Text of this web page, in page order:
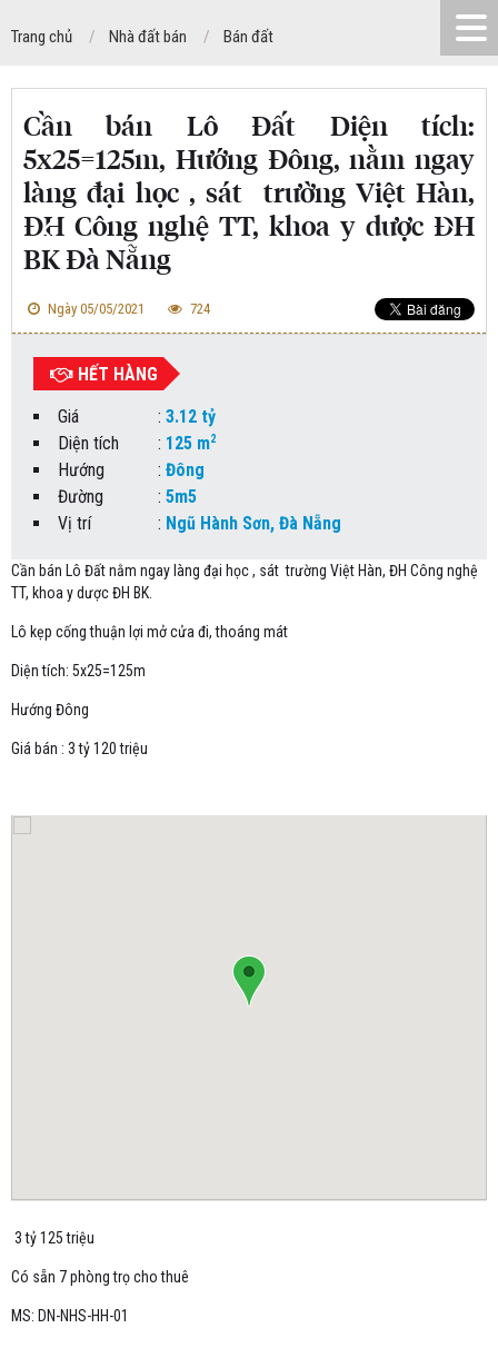
Trang chủ Nhà đất bán Bán đất
Cần bán Lô Đất Diện tích:
5x25=125m, Hướng Đông, nằm ngay
làng đại học , sát trường Việt Hàn,
ĐH Công nghệ TT, khoa y dược ĐH
BK Đà Nẵng
Ngày 05/05/2021 724
HẾT HÀNG
Giá
: 3.12 tỷ
Diện tích
: 125 m2
Hướng : Đông
Đường
: 5m5
Vị trí
: Ngũ Hành Sơn, Đà Nẵng
Cần bán Lô Đất nằm ngay làng đại học , sát trường Việt Hàn, ĐH Công nghệ
TT, khoa y dược ĐH BK.
Lô kẹp cống thuận lợi mở cửa đi, thoáng mát
Diện tích: 5x25=125m
Hướng Đông
Giá bán : 3 tỷ 120 triệu
3 tỷ 125 triệu
Có sẵn 7 phòng trọ cho thuê
MS: DN-NHS-HH-01